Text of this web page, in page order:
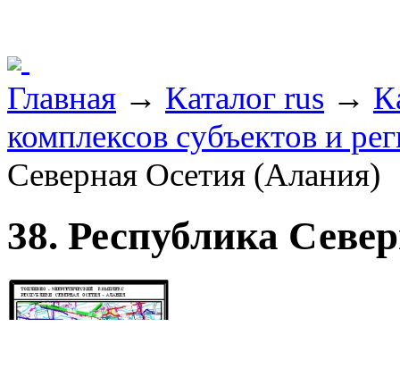
Главная → Каталог rus →
комплексов субъектов и
Северная Осетия (Алания)
38. Республика